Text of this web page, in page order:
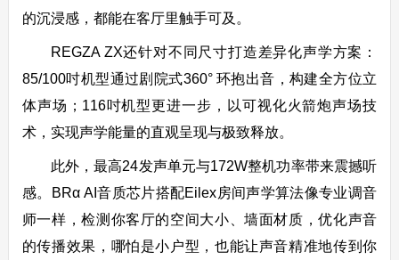
的沉浸感，都能在客厅里触手可及。
REGZA ZX还针对不同尺寸打造差异化声学方案：
85/100吋机型通过剧院式360° 环抱出音，构建全方位立
体声场；116吋机型更进一步，以可视化火箭炮声场技
术，实现声学能量的直观呈现与极致释放。
此外，最高24发声单元与172W整机功率带来震撼听
感。BRα AI音质芯片搭配Eilex房间声学算法像专业调音
师一样，检测你客厅的空间大小、墙面材质，优化声音
的传播效果，哪怕是小户型，也能让声音精准地传到你